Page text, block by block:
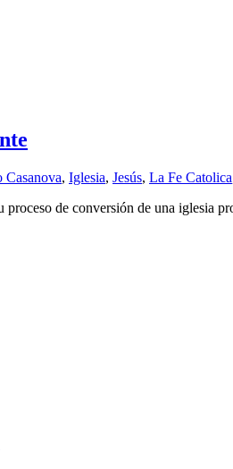
Casanova, Iglesia, Jesús, La Fe Catolica
de conversión de una iglesia